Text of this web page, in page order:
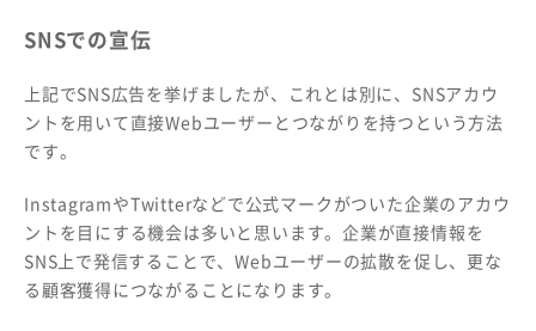
SNSでの宣伝
上記でSNS広告を挙げましたが、これとは別に、SNSアカウ
ントを用いて直接Webユーザーとつながりを持つという方法
です。
InstagramやTwitterなどで公式マークがついた企業のアカウ
ントを目にする機会は多いと思います。企業が直接情報を
SNS上で発信することで、Webユーザーの拡散を促し、更な
る顧客獲得につながることになります。